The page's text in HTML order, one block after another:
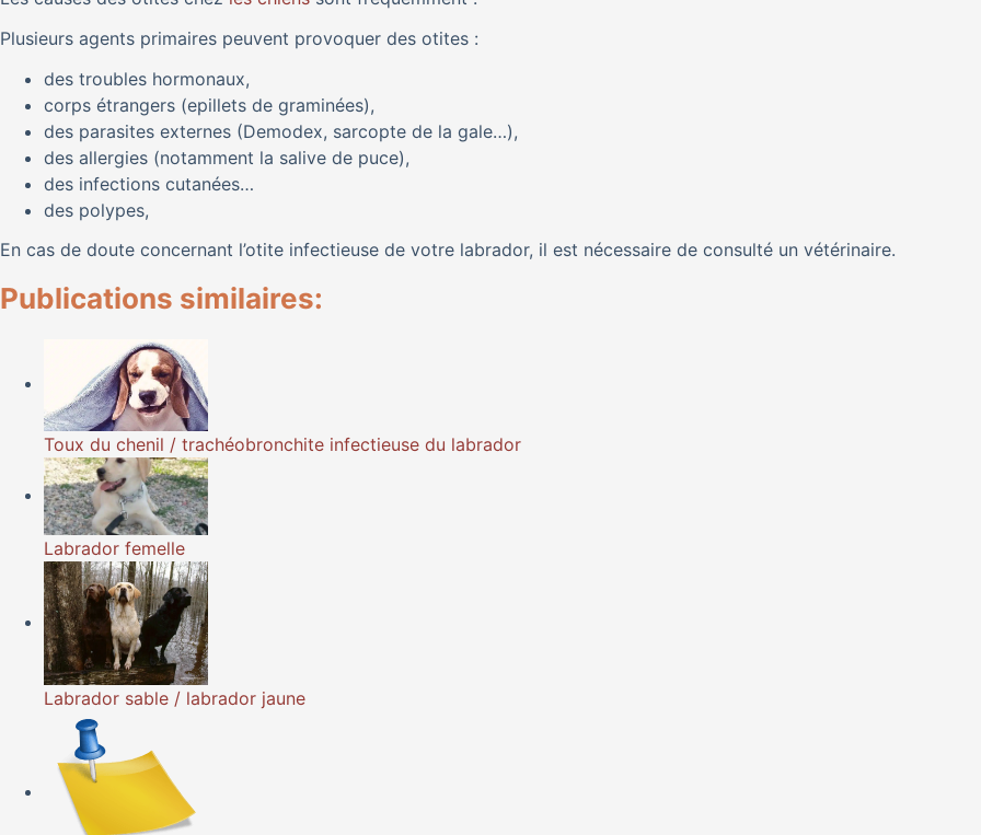
Plusieurs agents primaires peuvent provoquer des otites :
des troubles hormonaux,
corps étrangers (epillets de graminées),
des parasites externes (Demodex, sarcopte de la gale…),
des allergies (notamment la salive de puce),
des infections cutanées…
des polypes,
En cas de doute concernant l’otite infectieuse de votre labrador, il est nécessaire de consulté un vétérinaire.
Publications similaires:
Toux du chenil / trachéobronchite infectieuse du labrador
Labrador femelle
Labrador sable / labrador jaune